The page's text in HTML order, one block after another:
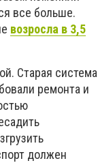
все больше.
возросла в 3,5
Старая система
ремонта и
должен